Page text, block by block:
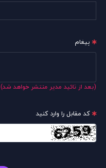
پیغام
(بعد از تائید مدیر منتشر خواهد شد)
کد مقابل را وارد کنید